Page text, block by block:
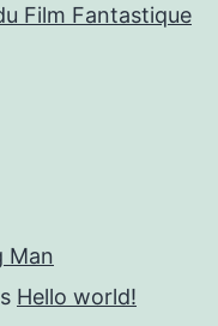
Film Fantastique
Man
Hello world!